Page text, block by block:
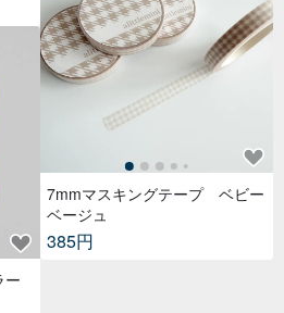
ー
7mmマスキングテープ ベビー
ベージュ
385円